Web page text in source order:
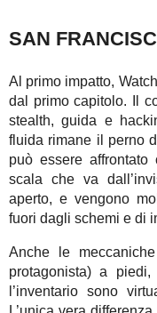
SAN
Al primo impatto,
dal primo capitolo. Il
stealth, guida e
fluida rimane il perno
può essere
scala che va
aperto, e vengono
fuori dagli schemi e di
Anche le
protagonista) a
l’inventario sono